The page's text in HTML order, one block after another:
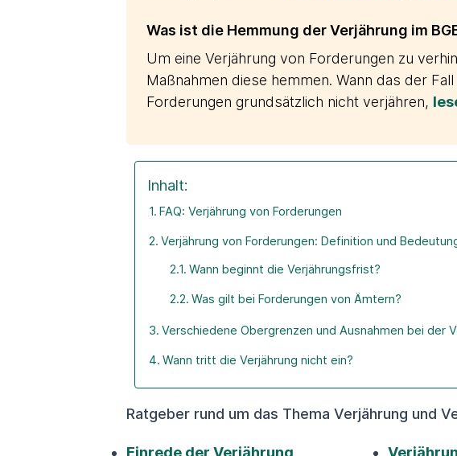
Was ist die Hemmung der Verjährung im
Um eine Verjährung von Forderungen zu
Maßnahmen diese hemmen. Wann das der
Forderungen grundsätzlich nicht verjähren,
Inhalt:
FAQ: Verjährung von Forderungen
Verjährung von Forderungen: Definition und
Wann beginnt die Verjährungsfrist?
Was gilt bei Forderungen von Ämtern?
Verschiedene Obergrenzen und Ausnahmen bei der
Wann tritt die Verjährung nicht ein?
Ratgeber rund um das Thema Verjährung und
Einrede der Verjährung